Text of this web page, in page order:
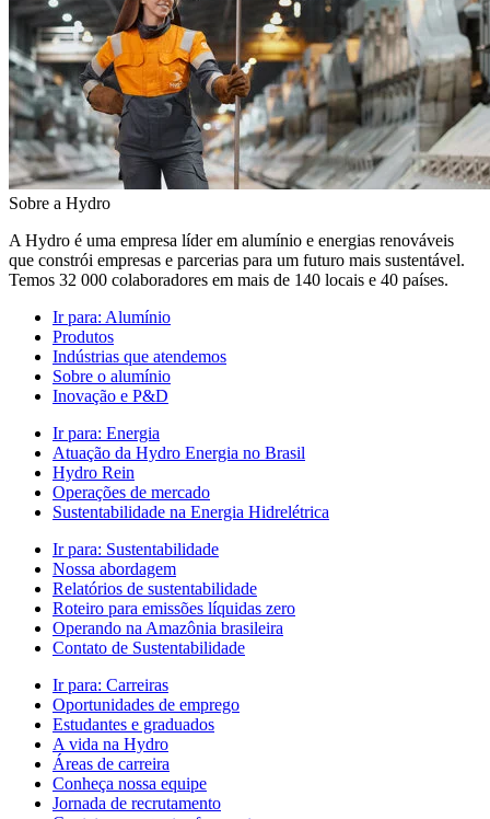
Sobre a Hydro
A Hydro é uma empresa líder em alumínio e energias renováveis
que constrói empresas e parcerias para um futuro mais sustentável.
Temos 32 000 colaboradores em mais de 140 locais e 40 países.
Ir para: Alumínio
Produtos
Indústrias que atendemos
Sobre o alumínio
Inovação e P&D
Ir para: Energia
Atuação da Hydro Energia no Brasil
Hydro Rein
Operações de mercado
Sustentabilidade na Energia Hidrelétrica
Ir para: Sustentabilidade
Nossa abordagem
Relatórios de sustentabilidade
Roteiro para emissões líquidas zero
Operando na Amazônia brasileira
Contato de Sustentabilidade
Ir para: Carreiras
Oportunidades de emprego
Estudantes e graduados
A vida na Hydro
Áreas de carreira
Conheça nossa equipe
Jornada de recrutamento